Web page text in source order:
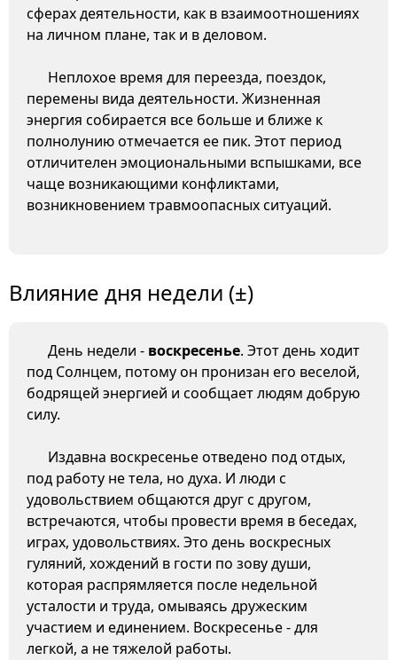
сферах деятельности, как в взаимоотношениях
на личном плане, так и в деловом.
Неплохое время для переезда, поездок,
перемены вида деятельности. Жизненная
энергия собирается все больше и ближе к
полнолунию отмечается ее пик. Этот период
отличителен эмоциональными вспышками, все
чаще возникающими конфликтами,
возникновением травмоопасных ситуаций.
Влияние дня недели (±)
День недели - воскресенье. Этот день ходит
под Солнцем, потому он пронизан его веселой,
бодрящей энергией и сообщает людям добрую
силу.
Издавна воскресенье отведено под отдых,
под работу не тела, но духа. И люди с
удовольствием общаются друг с другом,
встречаются, чтобы провести время в беседах,
играх, удовольствиях. Это день воскресных
гуляний, хождений в гости по зову души,
которая распрямляется после недельной
усталости и труда, омываясь дружеским
участием и единением. Воскресенье - для
легкой, а не тяжелой работы.